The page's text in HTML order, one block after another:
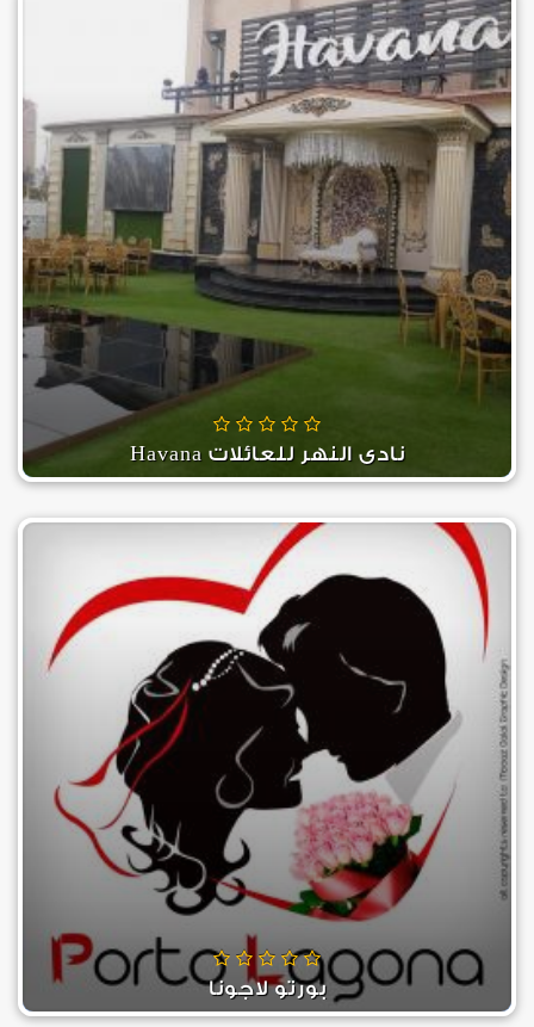
نادى النهر للعائلات Havana
بورتو لاجونا